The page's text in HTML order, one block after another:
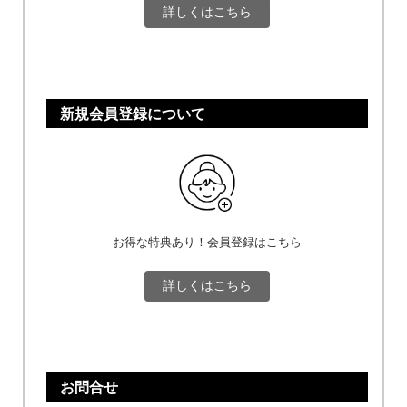
詳しくはこちら
新規会員登録について
お得な特典あり！会員登録はこちら
詳しくはこちら
お問合せ